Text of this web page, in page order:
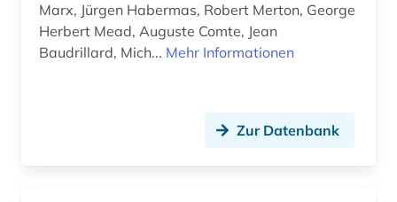
Marx, Jürgen Habermas, Robert Merton, George
Herbert Mead, Auguste Comte, Jean
Baudrillard, Mich... Mehr Informationen
Zur Datenbank